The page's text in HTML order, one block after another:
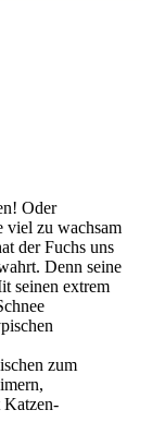
Oder
viel zu wachsam
der Fuchs uns
Denn seine
seinen extrem
zum
Katzen-